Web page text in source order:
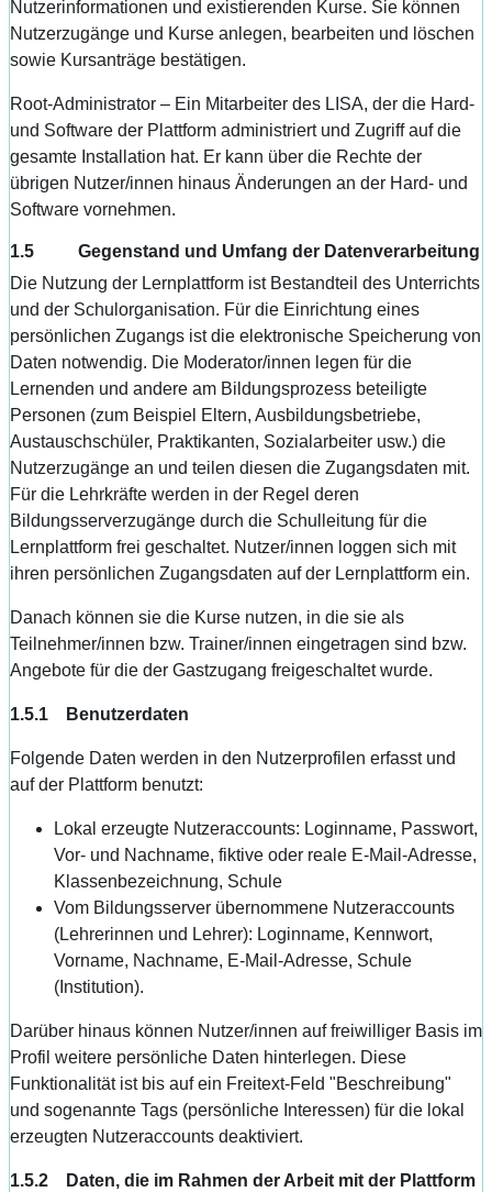
Nutzerinformationen und existierenden Kurse. Sie können
Nutzerzugänge und Kurse anlegen, bearbeiten und löschen
sowie Kursanträge bestätigen.
Root-Administrator – Ein Mitarbeiter des LISA, der die Hard-
und Software der Plattform administriert und Zugriff auf die
gesamte Installation hat. Er kann über die Rechte der
übrigen Nutzer/innen hinaus Änderungen an der Hard- und
Software vornehmen.
1.5 Gegenstand und Umfang der Datenverarbeitung
Die Nutzung der Lernplattform ist Bestandteil des Unterrichts
und der Schulorganisation. Für die Einrichtung eines
persönlichen Zugangs ist die elektronische Speicherung von
Daten notwendig. Die Moderator/innen legen für die
Lernenden und andere am Bildungsprozess beteiligte
Personen (zum Beispiel Eltern, Ausbildungsbetriebe,
Austauschschüler, Praktikanten, Sozialarbeiter usw.) die
Nutzerzugänge an und teilen diesen die Zugangsdaten mit.
Für die Lehrkräfte werden in der Regel deren
Bildungsserverzugänge durch die Schulleitung für die
Lernplattform frei geschaltet. Nutzer/innen loggen sich mit
ihren persönlichen Zugangsdaten auf der Lernplattform ein.
Danach können sie die Kurse nutzen, in die sie als
Teilnehmer/innen bzw. Trainer/innen eingetragen sind bzw.
Angebote für die der Gastzugang freigeschaltet wurde.
1.5.1 Benutzerdaten
Folgende Daten werden in den Nutzerprofilen erfasst und
auf der Plattform benutzt:
Lokal erzeugte Nutzeraccounts: Loginname, Passwort,
Vor- und Nachname, fiktive oder reale E-Mail-Adresse,
Klassenbezeichnung, Schule
Vom Bildungsserver übernommene Nutzeraccounts
(Lehrerinnen und Lehrer): Loginname, Kennwort,
Vorname, Nachname, E-Mail-Adresse, Schule
(Institution).
Darüber hinaus können Nutzer/innen auf freiwilliger Basis im
Profil weitere persönliche Daten hinterlegen. Diese
Funktionalität ist bis auf ein Freitext-Feld "Beschreibung"
und sogenannte Tags (persönliche Interessen) für die lokal
erzeugten Nutzeraccounts deaktiviert.
1.5.2 Daten, die im Rahmen der Arbeit mit der Plattform